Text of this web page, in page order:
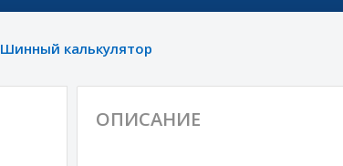
Шинный калькулятор
ОПИСАНИЕ